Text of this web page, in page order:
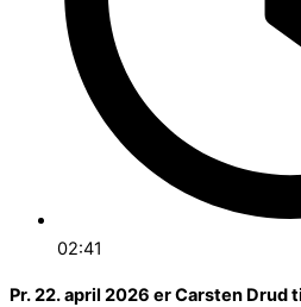
02:41
Pr. 22. april 2026 er Carsten Drud